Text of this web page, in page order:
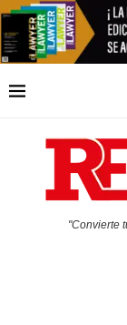
"Convierte